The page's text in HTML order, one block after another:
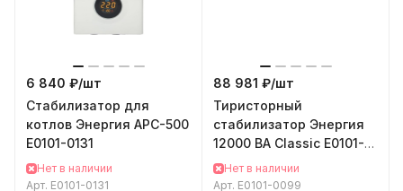
6 840 ₽/шт
Стабилизатор для
котлов Энергия АРС-500
Е0101-0131
Нет в наличии
Арт. Е0101-0131
88 981 ₽/шт
Тиристорный
стабилизатор Энергия
12000 ВА Classic Е0101-
0099Нет в наличии
Арт. Е0101-0099